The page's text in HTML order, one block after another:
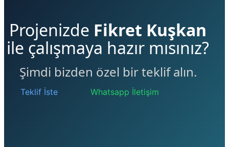
Projenizde Fikret Kuşkan
ile çalışmaya hazır mısınız?
Şimdi bizden özel bir teklif alın.
Teklif İste Whatsapp İletişim